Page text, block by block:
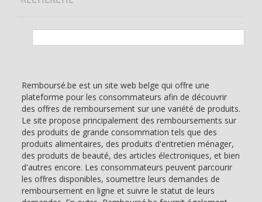
Remboursé.be est un site web belge qui offre une
plateforme pour les consommateurs afin de découvrir
des offres de remboursement sur une variété de produits.
Le site propose principalement des remboursements sur
des produits de grande consommation tels que des
produits alimentaires, des produits d'entretien ménager,
des produits de beauté, des articles électroniques, et bien
d'autres encore. Les consommateurs peuvent parcourir
les offres disponibles, soumettre leurs demandes de
remboursement en ligne et suivre le statut de leurs